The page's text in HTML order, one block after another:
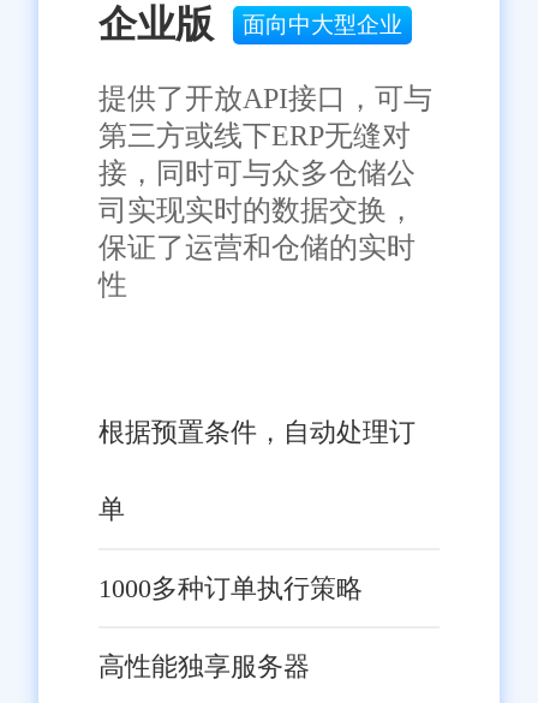
企业版 面向中大型企业
提供了开放API接口，可与
第三方或线下ERP无缝对
接，同时可与众多仓储公
司实现实时的数据交换，
保证了运营和仓储的实时
性
根据预置条件，自动处理订
单
1000多种订单执行策略
高性能独享服务器